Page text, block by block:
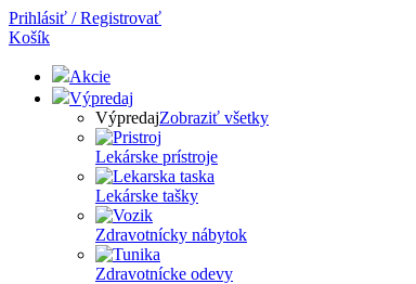
Prihlásiť / Registrovať
Košík
Akcie
Výpredaj
VýpredajZobraziť všetky
Lekárske prístroje
Lekárske tašky
Zdravotnícky nábytok
Zdravotnícke odevy